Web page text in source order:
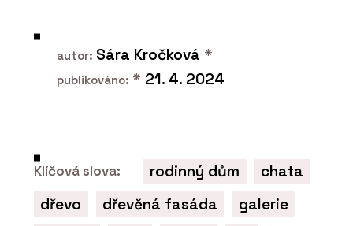
ČLÁNKY
Umění prvního dojmu. Modulární
fasády kombinují praktické a
elegantní v jeden celek
autor: Sára Kročková *
publikováno: * 21. 4. 2024
Klíčová slova: rodinný dům
chata
dřevo
dřevěná fasáda
galerie